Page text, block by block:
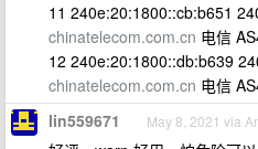
11 240e:20:1800::cb:b651
chinatelecom.com.cn 电信
12 240e:20:1800::db:b639
chinatelecom.com.cn 电信
lin559671 May 8, 2021 via